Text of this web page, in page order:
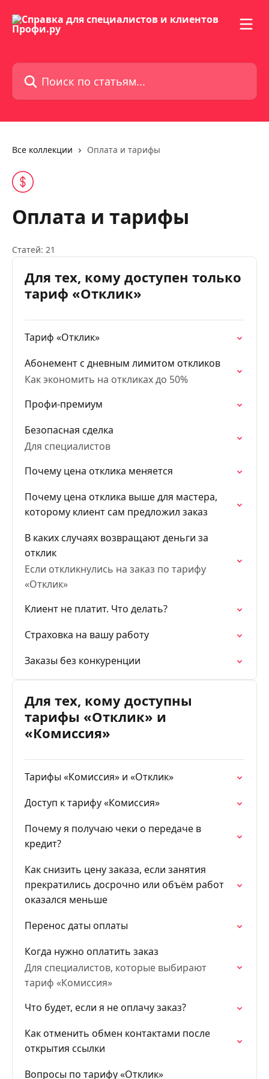
Поиск по статьям...
Все коллекции Оплата и тарифы
Оплата и тарифы
Статей: 21
Для тех, кому доступен только
тариф «Отклик»
Тариф «Отклик»
Абонемент с дневным лимитом откликов
Как экономить на откликах до 50%
Профи-премиум
Безопасная сделка
Для специалистов
Почему цена отклика меняется
Почему цена отклика выше для мастера,
которому клиент сам предложил заказ
В каких случаях возвращают деньги за
отклик
Если откликнулись на заказ по тарифу
«Отклик»
Клиент не платит. Что делать?
Страховка на вашу работу
Заказы без конкуренции
Для тех, кому доступны
тарифы «Отклик» и
«Комиссия»
Тарифы «Комиссия» и «Отклик»
Доступ к тарифу «Комиссия»
Почему я получаю чеки о передаче в
кредит?
Как снизить цену заказа, если занятия
прекратились досрочно или объём работ
оказался меньше
Перенос даты оплаты
Когда нужно оплатить заказ
Для специалистов, которые выбирают
тариф «Комиссия»
Что будет, если я не оплачу заказ?
Как отменить обмен контактами после
открытия ссылки
Вопросы по тарифу «Отклик»